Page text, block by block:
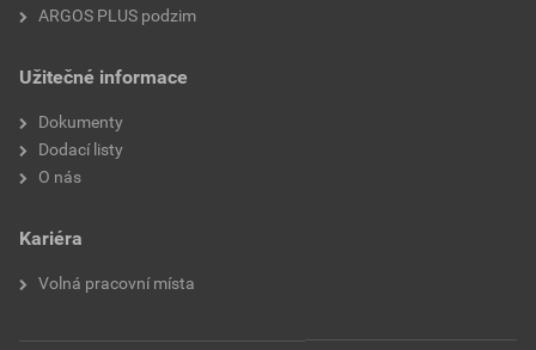
ARGOS PLUS podzim
Užitečné informace
Dokumenty
Dodací listy
O nás
Kariéra
Volná pracovní místa